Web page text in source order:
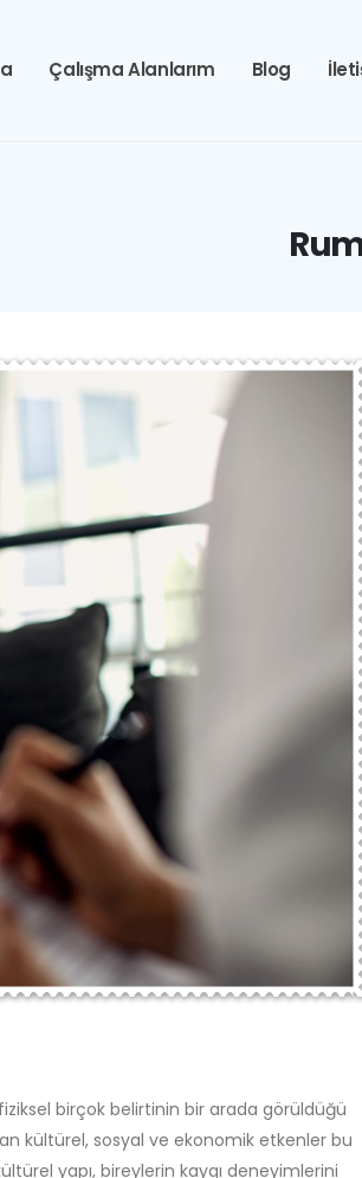
Çalışma Alanlarım Blog
birçok belirtinin bir arada görüldüğü
kültürel, sosyal ve ekonomik etkenler bu
yapı, bireylerin kaygı deneyimlerini